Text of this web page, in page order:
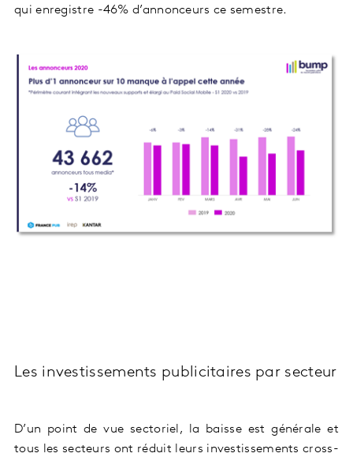
qui enregistre -46% d’annonceurs ce semestre.
Les investissements publicitaires par secteur
D’un point de vue sectoriel, la baisse est générale et
tous les secteurs ont réduit leurs investissements cross-